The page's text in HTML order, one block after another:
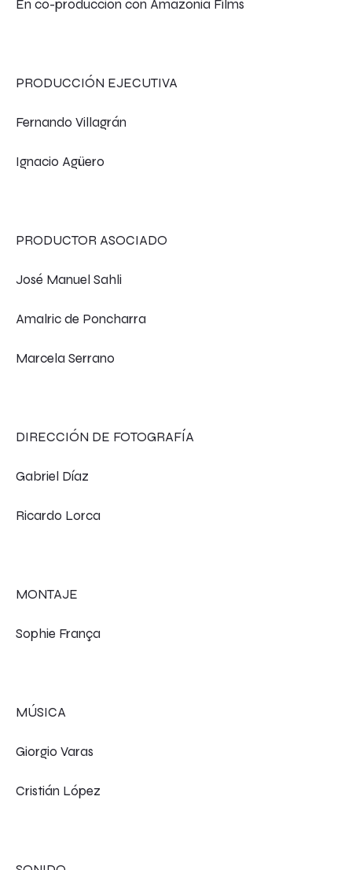
En co-producción con Amazonía Films
PRODUCCIÓN EJECUTIVA
Fernando Villagrán
Ignacio Agüero
PRODUCTOR ASOCIADO
José Manuel Sahli
Amalric de Poncharra
Marcela Serrano
DIRECCIÓN DE FOTOGRAFÍA
Gabriel Díaz
Ricardo Lorca
MONTAJE
Sophie França
MÚSICA
Giorgio Varas
Cristián López